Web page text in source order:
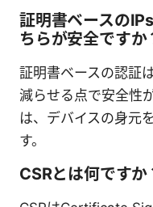
証明書ベースの
ちらが安全ですか
証明書ベースの認証
減らせる点で安全性
は、デバイスの身元
す。
CSRとは何ですか